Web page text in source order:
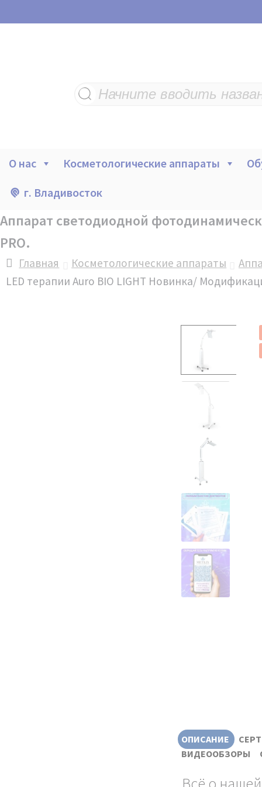
Поиск
товаров
О нас Косметологические аппараты
г. Владивосток
Аппарат светодиодной
PRO.
Главная Косметологические аппараты
LED терапии Auro BIO LIGHT Новинка/
ОПИСАНИЕ
ВИДЕООБЗОРЫ